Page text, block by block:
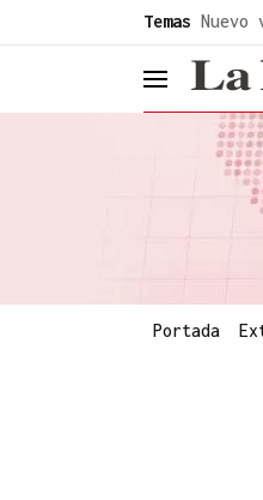
Temas Nuevo
Portada